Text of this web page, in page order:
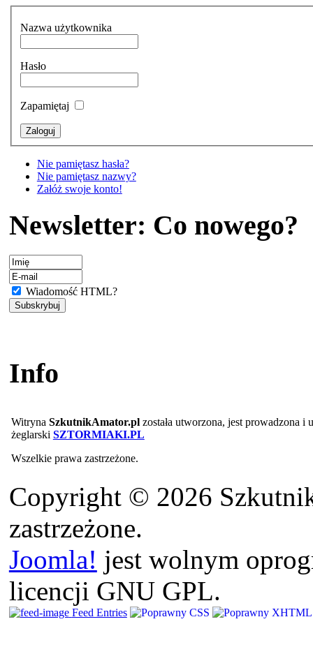
Nazwa użytkownika
Hasło
Zapamiętaj
Nie pamiętasz hasła?
Nie pamiętasz nazwy?
Załóż swoje konto!
Newsletter: Co nowego?
Wiadomość HTML?
Info
Witryna SzkutnikAmator.plzostała utworzona, jest prowadzona i
żeglarski SZTORMIAKI.PL
Wszelkie prawa zastrzeżone.
Copyright © 2026
zastrzeżone.
Joomla! jest wolnym
licencji GNU GPL.
Feed Entries